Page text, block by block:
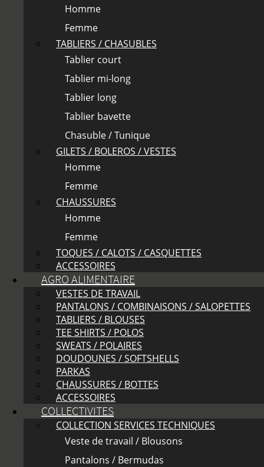
Homme
Femme
TABLIERS / CHASUBLES
Tablier court
Tablier mi-long
Tablier long
Tablier bavette
Chasuble / Tunique
GILETS / BOLEROS / VESTES
Homme
Femme
CHAUSSURES
Homme
Femme
TOQUES / CALOTS / CASQUETTES
ACCESSOIRES
AGRO ALIMENTAIRE
VESTES DE TRAVAIL
PANTALONS / COMBINAISONS / SALOPETTES
TABLIERS / BLOUSES
TEE SHIRTS / POLOS
SWEATS / POLAIRES
DOUDOUNES / SOFTSHELLS
PARKAS
CHAUSSURES / BOTTES
ACCESSOIRES
COLLECTIVITES
COLLECTION SERVICES TECHNIQUES
Veste de travail / Blousons
Pantalons / Bermudas